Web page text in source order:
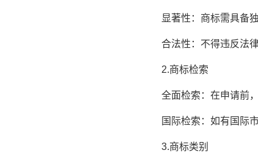
显著性：商标需具备独
合法性：不得违反法律
2.商标检索
全面检索：在申请前，
国际检索：如有国际市
3.商标类别